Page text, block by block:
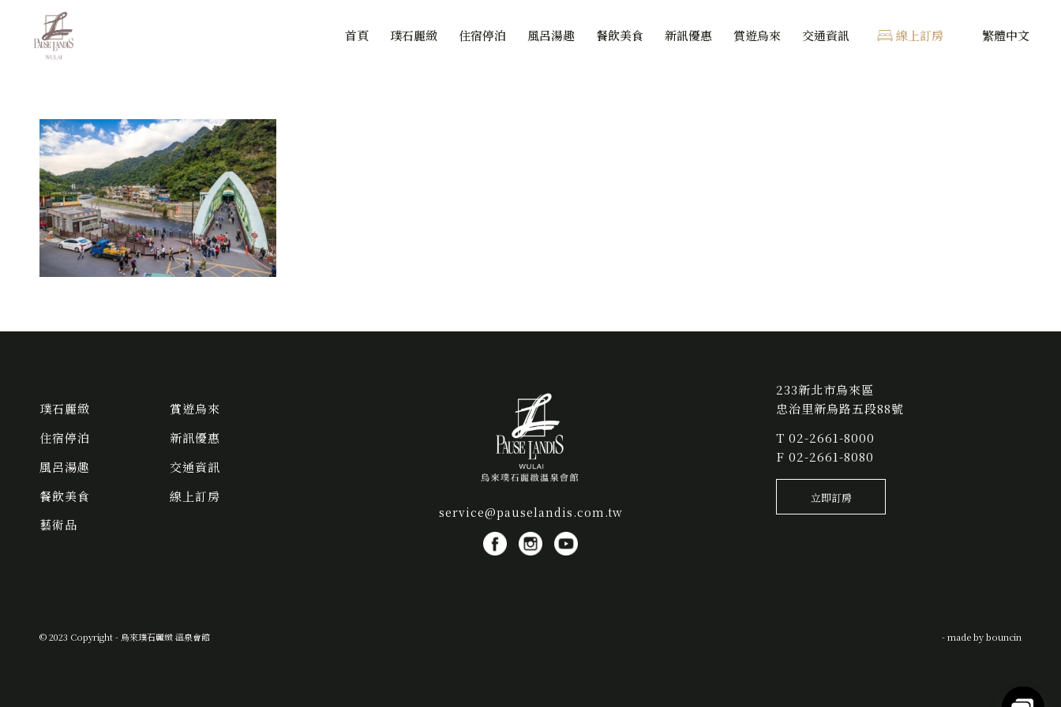
首頁 璞石麗緻 住宿停泊 風呂湯趣 餐飲美食 新訊優惠 賞遊烏來 交通資訊 線上訂房 繁體中文
璞石麗緻
住宿停泊
風呂湯趣
餐飲美食
藝術品
賞遊烏來
新訊優惠
交通資訊
線上訂房
service@pauselandis.com.tw
233新北市烏來區
忠治里新烏路五段88號
T 02-2661-8000
F 02-2661-8080
立即訂房
© 2023 Copyright - 烏來璞石麗緻 溫泉會館 - made bybouncin